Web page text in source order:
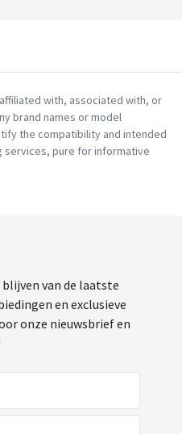
with, associated with, or
brand names or model
the compatibility and intended
services, pure for informative
van de laatste
en exclusieve
onze nieuwsbrief en